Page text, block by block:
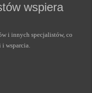
wspiera
i innych specjalistów, co
i wsparcia.